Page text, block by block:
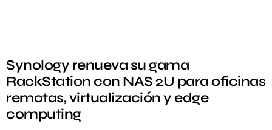
Synology renueva su gama
RackStation con NAS 2U para oficinas
remotas, virtualización y edge
computing